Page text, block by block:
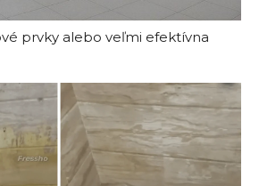
prvky alebo veľmi efektívna